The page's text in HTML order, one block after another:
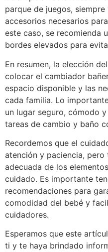
parque de juegos,
accesorios necesarios
este caso, se recomienda
bordes elevados para
En resumen, la elección
colocar el cambiador
espacio disponible y las
cada familia. Lo
un lugar seguro, cómodo
tareas de cambio y baño
Recordemos que el
atención y paciencia,
adecuada de los
cuidado. Es importante
recomendaciones para
comodidad del bebé y
cuidadores.
Esperamos que este
ti y te haya brindado